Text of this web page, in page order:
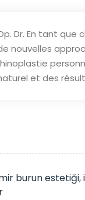
Dr. En tant que
nouvelles
et des
burun estetiği,